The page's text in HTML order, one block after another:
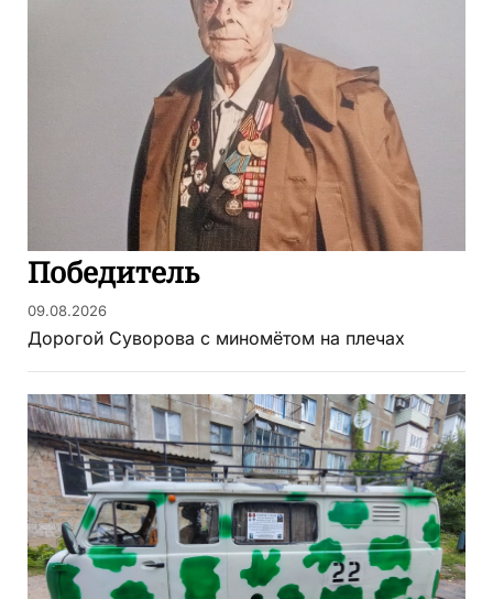
Победитель
09.08.2026
Дорогой Суворова с миномётом на плечах